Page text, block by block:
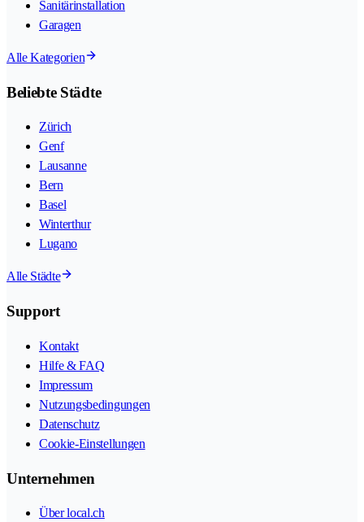
Sanitärinstallation
Garagen
Alle Kategorien
Beliebte Städte
Zürich
Genf
Lausanne
Bern
Basel
Winterthur
Lugano
Alle Städte
Support
Kontakt
Hilfe & FAQ
Impressum
Nutzungsbedingungen
Datenschutz
Cookie-Einstellungen
Unternehmen
Über local.ch